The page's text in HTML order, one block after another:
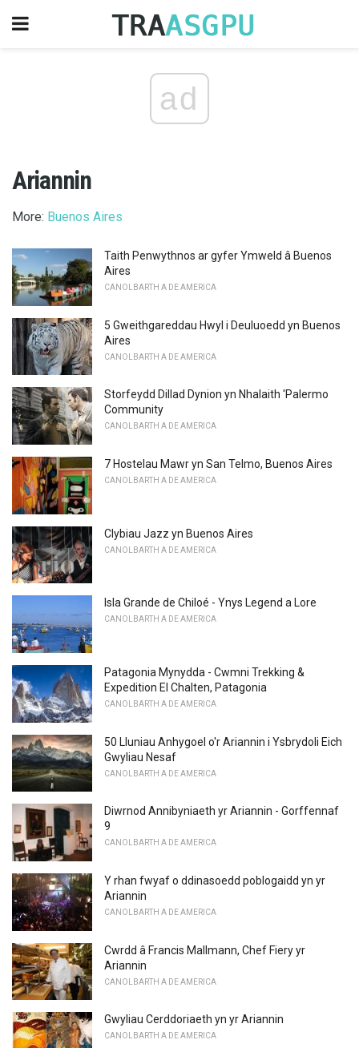
ad
Ariannin
More: Buenos Aires
Taith Penwythnos ar gyfer Ymweld â Buenos
Aires
CANOLBARTH A DE AMERICA
5 Gweithgareddau Hwyl i Deuluoedd yn Buenos
Aires
CANOLBARTH A DE AMERICA
Storfeydd Dillad Dynion yn Nhalaith 'Palermo
Community
CANOLBARTH A DE AMERICA
7 Hostelau Mawr yn San Telmo, Buenos Aires
CANOLBARTH A DE AMERICA
Clybiau Jazz yn Buenos Aires
CANOLBARTH A DE AMERICA
Isla Grande de Chiloé - Ynys Legend a Lore
CANOLBARTH A DE AMERICA
Patagonia Mynydda - Cwmni Trekking &
Expedition El Chalten, Patagonia
CANOLBARTH A DE AMERICA
50 Lluniau Anhygoel o'r Ariannin i Ysbrydoli Eich
Gwyliau Nesaf
CANOLBARTH A DE AMERICA
Diwrnod Annibyniaeth yr Ariannin - Gorffennaf
9
CANOLBARTH A DE AMERICA
Y rhan fwyaf o ddinasoedd poblogaidd yn yr
Ariannin
CANOLBARTH A DE AMERICA
Cwrdd â Francis Mallmann, Chef Fiery yr
Ariannin
CANOLBARTH A DE AMERICA
Gwyliau Cerddoriaeth yn yr Ariannin
CANOLBARTH A DE AMERICA